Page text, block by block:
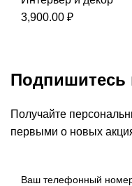
3,900.00 ₽
Подпишитесь
Получайте
первыми о новых